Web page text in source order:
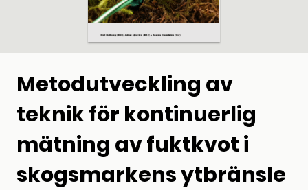
Metodutveckling av
teknik för kontinuerlig
mätning av fuktkvot i
skogsmarkens ytbränsle